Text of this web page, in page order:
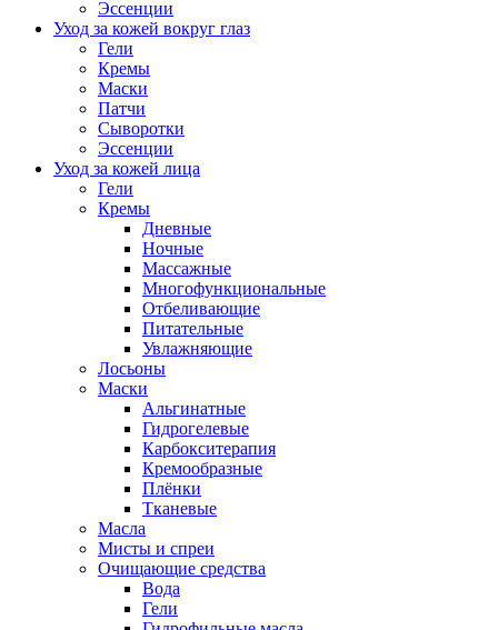
Эссенции
Уход за кожей вокруг глаз
Гели
Кремы
Маски
Патчи
Сыворотки
Эссенции
Уход за кожей лица
Гели
Кремы
Дневные
Ночные
Массажные
Многофункциональные
Отбеливающие
Питательные
Увлажняющие
Лосьоны
Маски
Альгинатные
Гидрогелевые
Карбокситерапия
Кремообразные
Плёнки
Тканевые
Масла
Мисты и спреи
Очищающие средства
Вода
Гели